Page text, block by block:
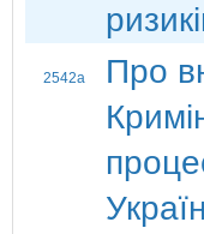
2542а
Про